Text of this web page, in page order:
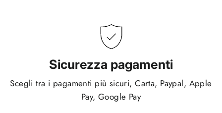
Sicurezza pagamenti
Scegli tra i pagamenti più sicuri, Carta, Paypal, Apple
Pay, Google Pay